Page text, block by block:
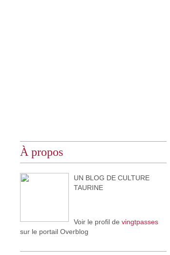
À propos
UN BLOG DE CULTURE
TAURINE
Voir le profil de vingtpasses
sur le portail Overblog